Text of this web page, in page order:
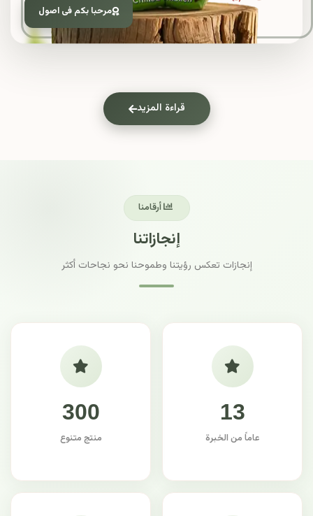
مرحبا بكم فى اصول
قراءة المزيد
أرقامنا
إنجازاتنا
إنجازات تعكس رؤيتنا وطموحنا نحو نجاحات أكثر
13
عاماً من الخبرة
300
منتج متنوع